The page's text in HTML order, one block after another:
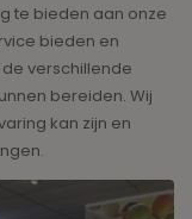
te bieden aan onze
bieden en
verschillende
bereiden. Wij
kan zijn en